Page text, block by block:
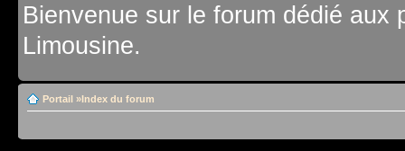
Bienvenue sur le forum dédié aux
Limousine.
Portail »Index du forum